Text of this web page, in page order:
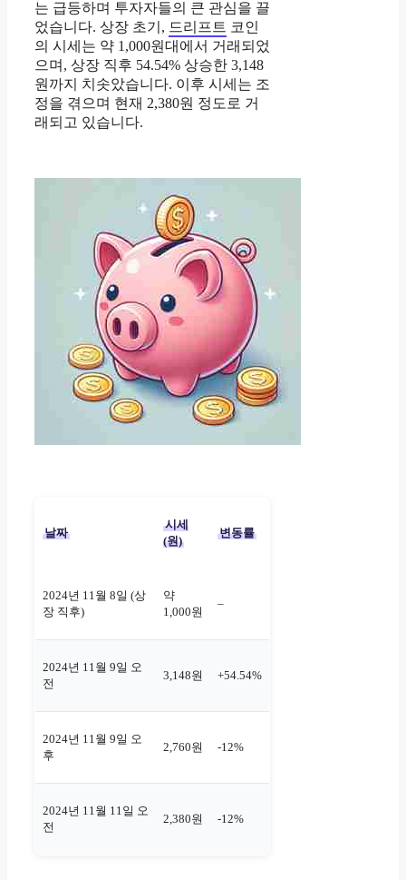
는 급등하며 투자자들의 큰 관심을 끌
었습니다. 상장 초기, 드리프트 코인
의 시세는 약 1,000원대에서 거래되었
으며, 상장 직후 54.54% 상승한 3,148
원까지 치솟았습니다. 이후 시세는 조
정을 겪으며 현재 2,380원 정도로 거
래되고 있습니다.
날짜
시세
(원)
변동률
2024년 11월 8일 (상
장 직후)
약
1,000원
–
2024년 11월 9일 오
전
3,148원 +54.54%
2024년 11월 9일 오
후
2,760원 -12%
2024년 11월 11일 오
전
2,380원 -12%